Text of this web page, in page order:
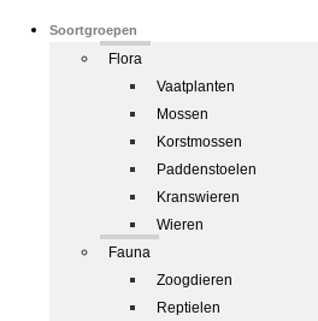
Soortgroepen
Flora
Vaatplanten
Mossen
Korstmossen
Paddenstoelen
Kranswieren
Wieren
Fauna
Zoogdieren
Reptielen